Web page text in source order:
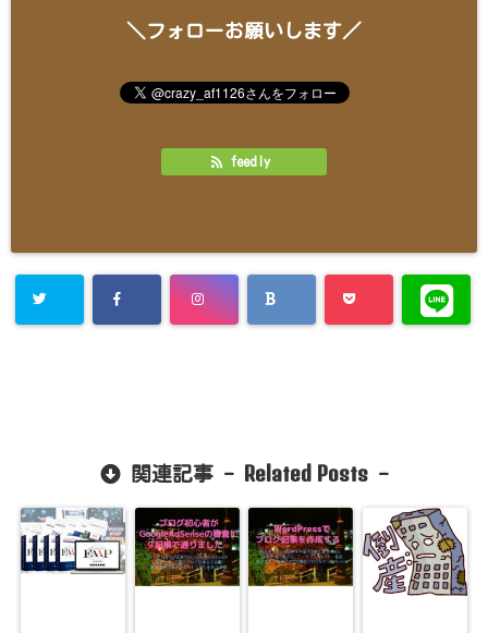
＼フォローお願いします／
feedly
関連記事 - Related Posts-